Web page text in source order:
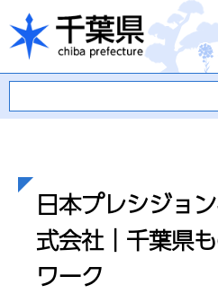
千葉県
日本プレシジョ
式会社｜千葉県
ワーク